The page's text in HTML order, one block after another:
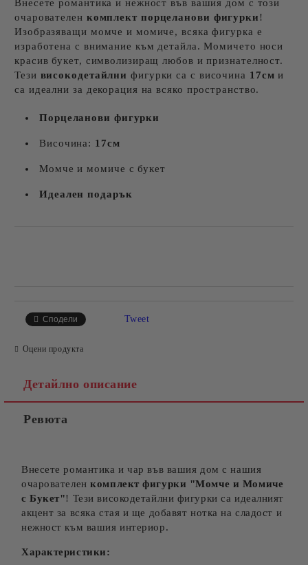
Внесете романтика и нежност във вашия дом с този
очарователен комплект порцеланови фигурки!
Изобразяващи момче и момиче, всяка фигурка е
изработена с внимание към детайла. Момичето носи
красив букет, символизиращ любов и признателност.
Тези високодетайлни фигурки са с височина 17см и
са идеални за декорация на всяко пространство.
Порцеланови фигурки
Височина: 17см
Момче и момиче с букет
Идеален подарък
Сподели Tweet
Оцени продукта
Детайлно описание
Ревюта
Внесете романтика и чар във вашия дом с нашия
очарователенкомплект фигурки "Момче и Момиче
с Букет"! Тези високодетайлни фигурки са идеалният
акцент за всяка стая и ще добавят нотка на сладост и
нежност към вашия интериор.
Характеристики: